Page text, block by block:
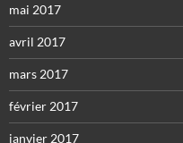
mai 2017
avril 2017
mars 2017
février 2017
janvier 2017